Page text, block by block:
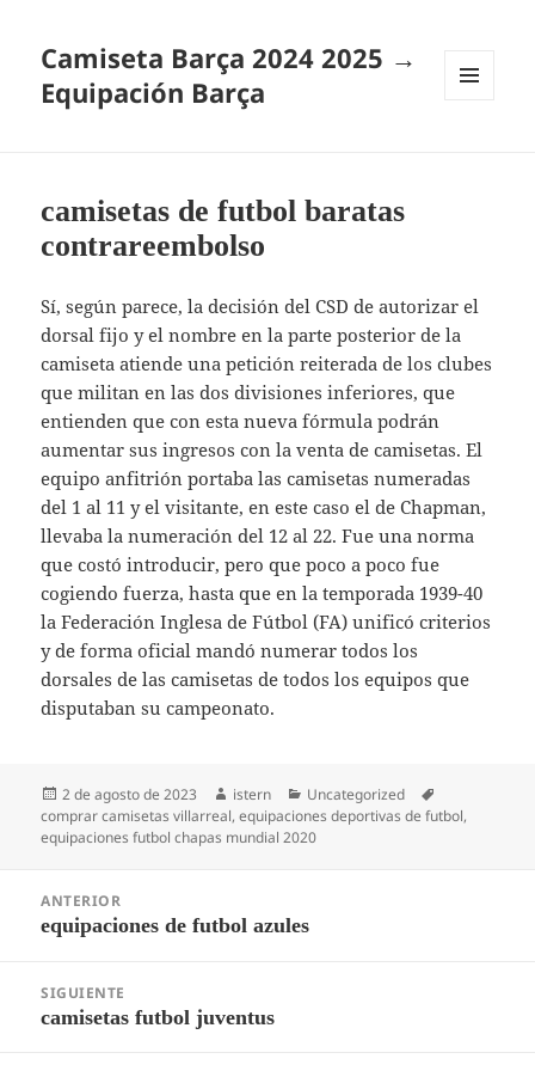
Camiseta Barça 2024 2025 →
Equipación Barça
camisetas de futbol baratas
contrareembolso
Sí, según parece, la decisión del CSD de autorizar el
dorsal fijo y el nombre en la parte posterior de la
camiseta atiende una petición reiterada de los clubes
que militan en las dos divisiones inferiores, que
entienden que con esta nueva fórmula podrán
aumentar sus ingresos con la venta de camisetas. El
equipo anfitrión portaba las camisetas numeradas
del 1 al 11 y el visitante, en este caso el de Chapman,
llevaba la numeración del 12 al 22. Fue una norma
que costó introducir, pero que poco a poco fue
cogiendo fuerza, hasta que en la temporada 1939-40
la Federación Inglesa de Fútbol (FA) unificó criterios
y de forma oficial mandó numerar todos los
dorsales de las camisetas de todos los equipos que
disputaban su campeonato.
Publicado
el
2 de agosto de 2023 Autor
istern Categorías
Uncategorized
comprar camisetas villarreal,equipaciones deportivas de futbol,
equipaciones futbol chapas mundial 2020
entradas
ANTERIOR
Entrada
equipaciones de futbol azules
SIGUIENTE
Entrada
camisetas futbol juventus